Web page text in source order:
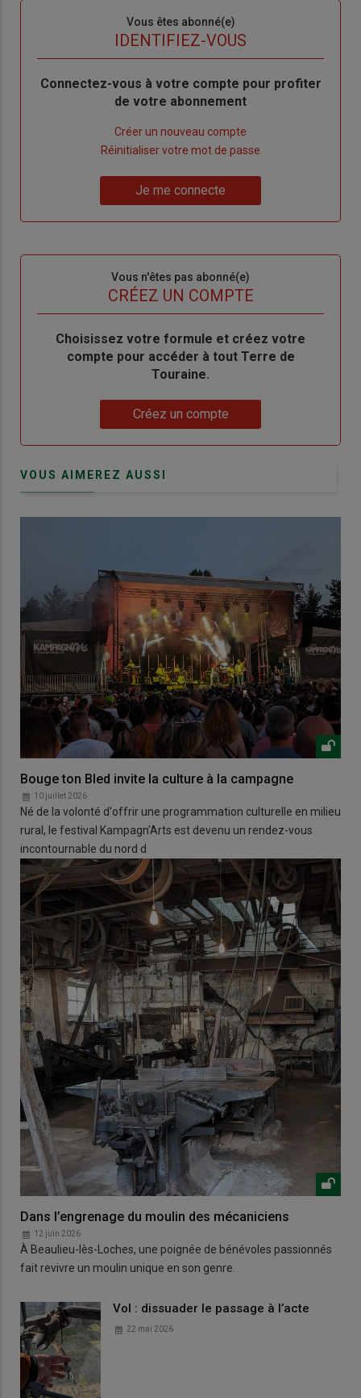
Vous êtes abonné(e)
IDENTIFIEZ-VOUS
Body
Connectez-vous à votre compte pour profiter
de votre abonnement
Créer un nouveau compte
de
Réinitialiser votre mot de passe
me
Je me connecte
Vous n'êtes pas abonné(e)
CRÉEZ UN COMPTE
BodyChoisissez votre formule et créez votre
compte pour accéder à tout Terre de
Touraine.
Créez un compte
VOUS AIMEREZ AUSSI
Bouge ton Bled invite la culture à la campagne
10 juillet 2026
Né de la volonté d'offrir une programmation culturelle en milieu
rural, le festival Kampagn'Arts est devenu un rendez-vous
incontournable du nord d
Dans l’engrenage du moulin des mécaniciens
12 juin 2026
À Beaulieu-lès-Loches, une poignée de bénévoles passionnés
fait revivre un moulin unique en son genre.
Vol : dissuader le passage à l’acte
22 mai 2026